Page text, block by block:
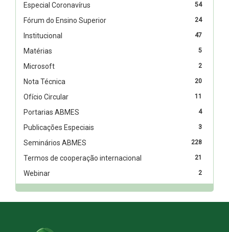
54
Especial Coronavírus
24
Fórum do Ensino Superior
47
Institucional
5
Matérias
2
Microsoft
20
Nota Técnica
11
Ofício Circular
4
Portarias ABMES
3
Publicações Especiais
228
Seminários ABMES
21
Termos de cooperação internacional
2
Webinar